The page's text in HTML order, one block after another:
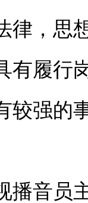
，思
履行
强的
音员